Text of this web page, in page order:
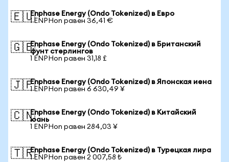
🇪🇺Enphase Energy (Ondo Tokenized) в Евро
1 ENPHon равен 36,41 €
🇬🇧Enphase Energy (Ondo Tokenized) в Британский
фунт стерлингов
1 ENPHon равен 31,18 £
🇯🇵Enphase Energy (Ondo Tokenized) в Японская иена
1 ENPHon равен 6 630,49 ¥
🇨🇳Enphase Energy (Ondo Tokenized) в Китайский
юань
1 ENPHon равен 284,03 ¥
🇹🇷Enphase Energy (Ondo Tokenized) в Турецкая лира
1 ENPHon равен 2 007,58 ₺